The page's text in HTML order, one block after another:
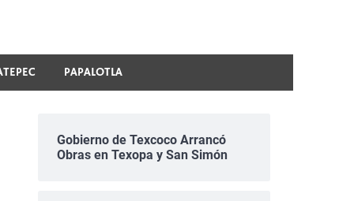
PAPALOTLA
Gobierno de Texcoco Arrancó
Obras en Texopa y San Simón